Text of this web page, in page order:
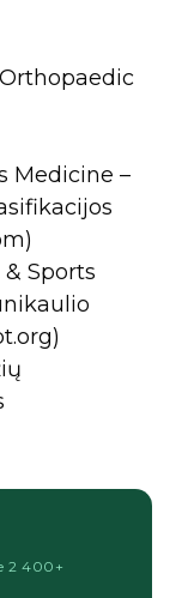
Medicine –
Sports
2 400+